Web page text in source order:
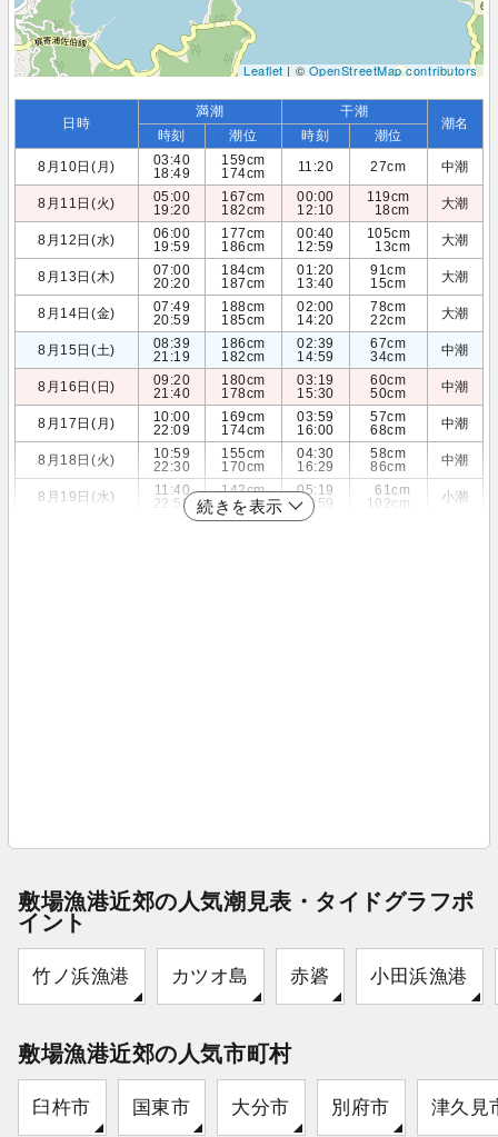
Leaflet| ©OpenStreetMap contributors
日時
満潮 干潮
潮名
時刻 潮位 時刻
潮位
8月10日(月)
03:40
18:49
159cm
174cm
11:20 27cm 中潮
8月11日(火)
05:00
19:20
167cm
182cm
00:00
12:10
119cm
18cm
大潮
8月12日(水)
06:00
19:59
177cm
186cm
00:40
12:59
105cm
13cm
大潮
8月13日(木)
07:00
20:20
184cm
187cm
01:20
13:40
91cm
15cm
大潮
8月14日(金)
07:49
20:59
188cm
185cm
02:00
14:20
78cm
22cm
大潮
8月15日(土)
08:39
21:19
186cm
182cm
02:39
14:59
67cm
34cm
中潮
8月16日(日)
09:20
21:40
180cm
178cm
03:19
15:30
60cm
50cm
中潮
8月17日(月)
10:00
22:09
169cm
174cm
03:59
16:00
57cm
68cm
中潮
8月18日(火)
10:59
22:30
155cm
170cm
04:30
16:29
58cm
86cm
中潮
8月19日(水)
11:40
22:59
142cm
165cm
05:19
16:59
61cm
102cm
小潮
続きを表示
敷場漁港近郊の人気潮見表・タイドグラフポ
イント
竹ノ浜漁港 カツオ島 赤碆 小田浜漁港
敷場漁港近郊の人気市町村
臼杵市 国東市 大分市 別府市 津久見